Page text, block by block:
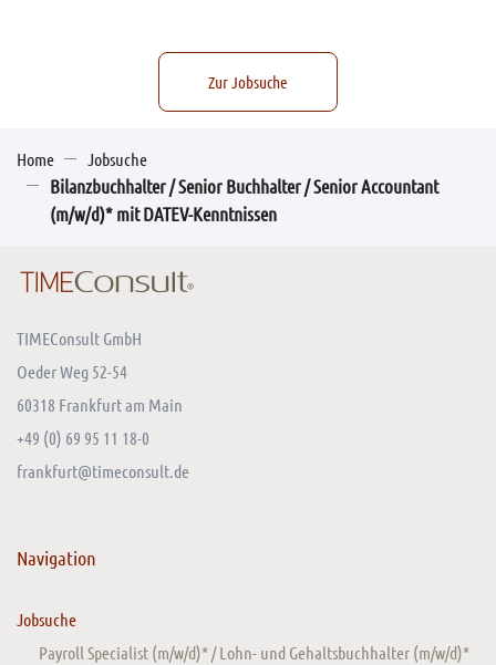
Zur Jobsuche
Home Jobsuche
Bilanzbuchhalter / Senior Buchhalter / Senior Accountant
(m/w/d)* mit DATEV-Kenntnissen
TIMEConsult GmbH
Oeder Weg 52-54
60318 Frankfurt am Main
+49 (0) 69 95 11 18-0
frankfurt@timeconsult.de
Navigation
Jobsuche
Payroll Specialist (m/w/d)* / Lohn- und Gehaltsbuchhalter (m/w/d)*